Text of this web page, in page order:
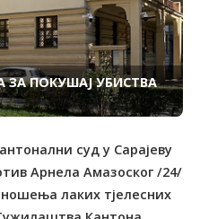
ПОКУШАЈ УБИСTВА
суд у Сарајеву
Арнела Амазоског /24/
лаких тјелесних